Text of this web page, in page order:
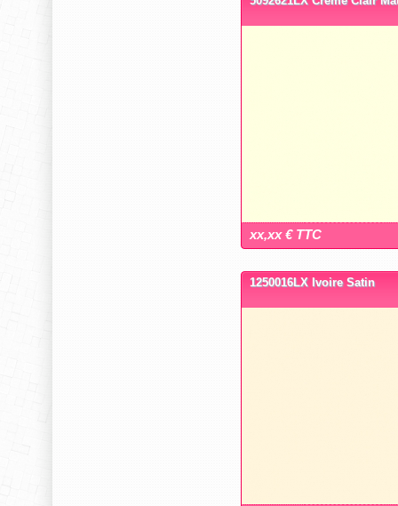
xx,xx € TTC
1250016LX Ivoire Satin